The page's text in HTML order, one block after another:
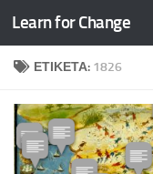
Skip to content
Learn for Change
ΕΤΙΚΈΤΑ: 1826